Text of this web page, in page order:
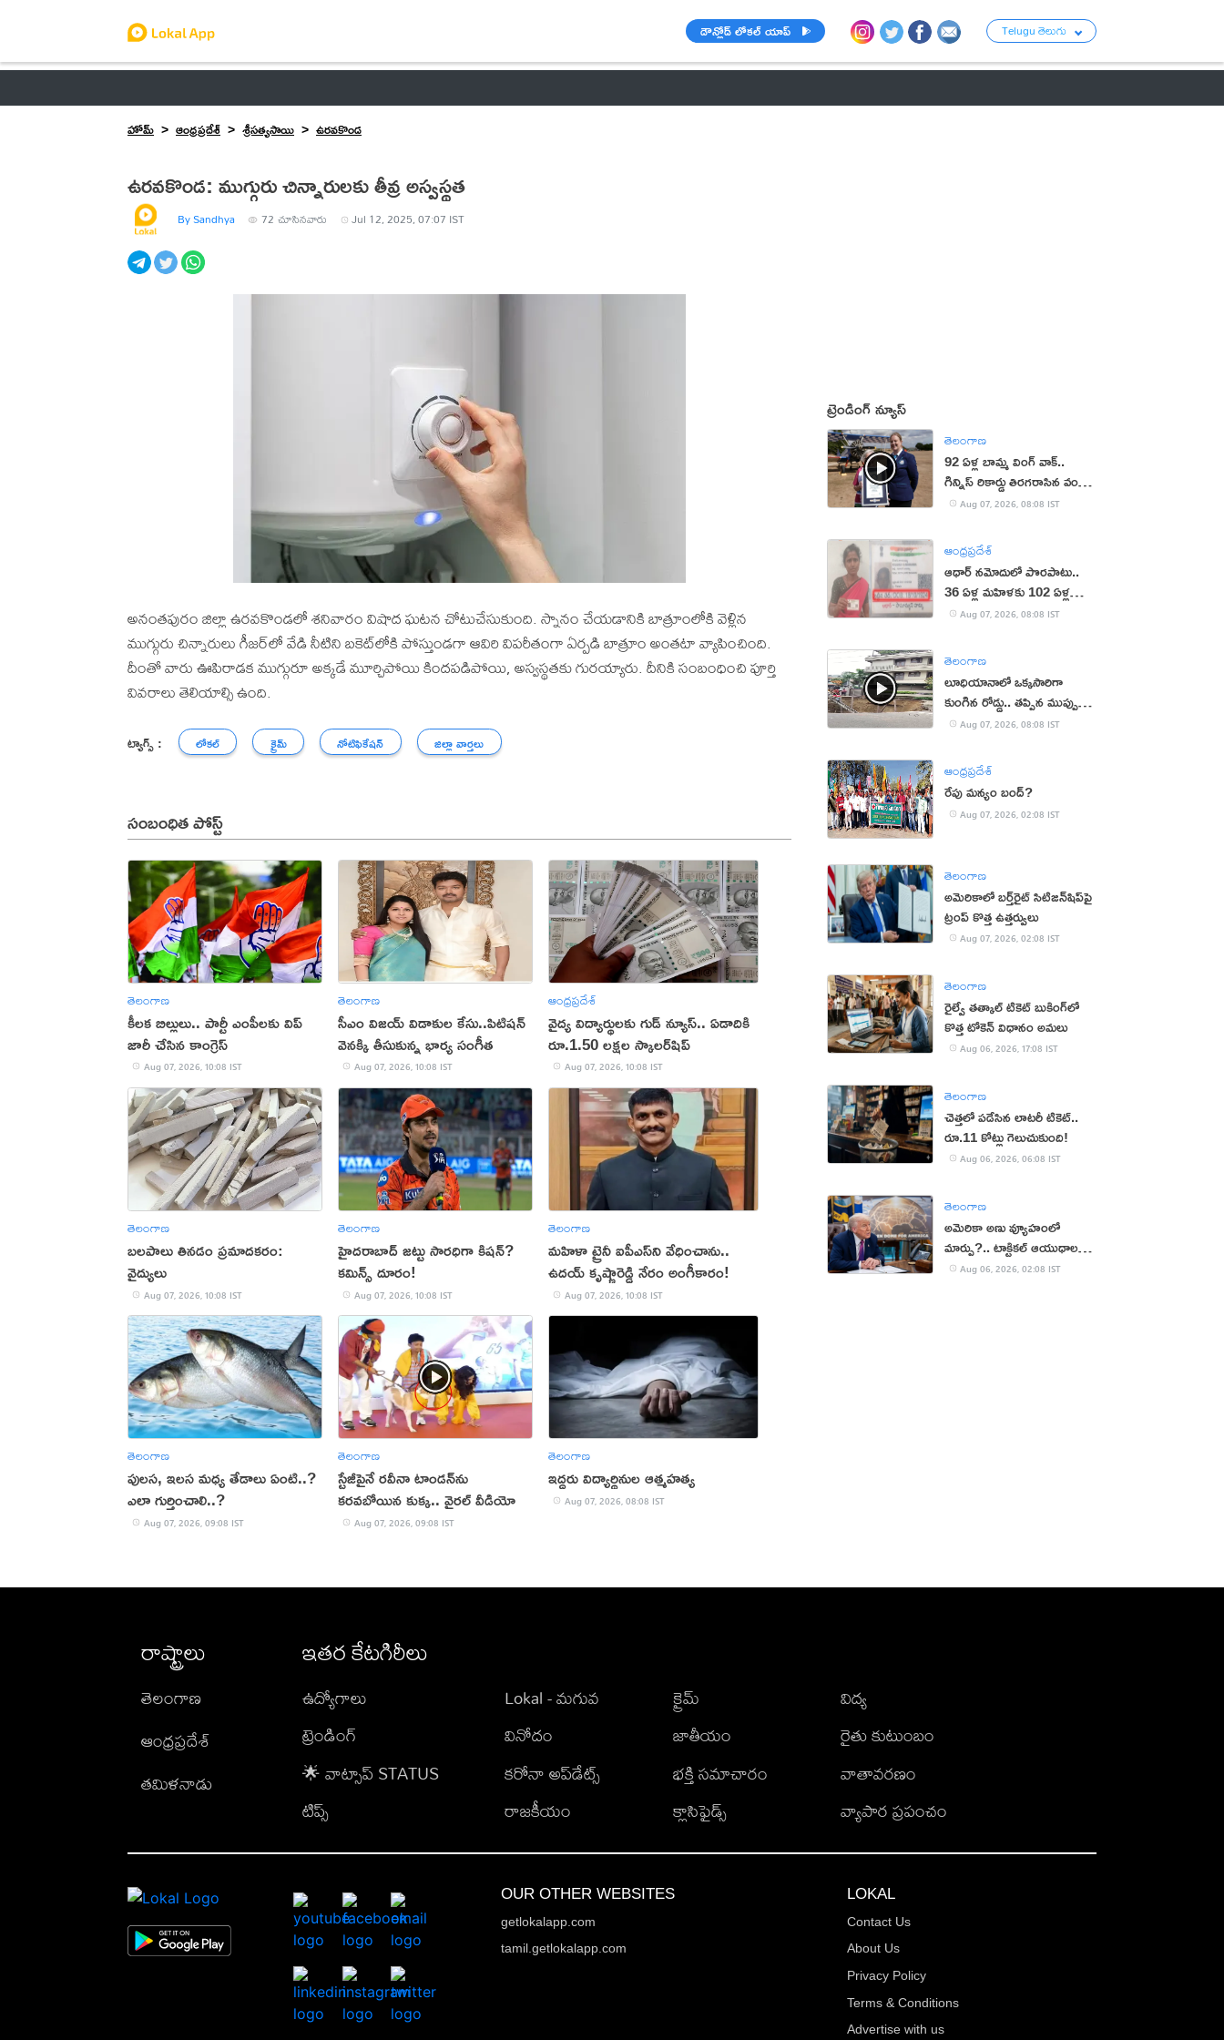
డౌన్లోడ్ లోకల్ యాప్ Telugu తెలుగు
హోమ్
ఆంధ్రప్రదేశ్ శ్రీసత్యసాయి ఉరవకొండ
ఉరవకొండ: ముగ్గురు చిన్నారులకు తీవ్ర అస్వస్థత
By Sandhya 72 చూసినవారు Jul 12, 2025, 07:07 IST
అనంతపురం జిల్లా ఉరవకొండలో శనివారం విషాద ఘటన చోటుచేసుకుంది. స్నానం చేయడానికి బాత్రూంలోకి వెళ్లిన
ముగ్గురు చిన్నారులు గీజర్‌లో వేడి నీటిని బకెట్‌లోకి పోస్తుండగా ఆవిరి విపరీతంగా ఏర్పడి బాత్రూం అంతటా వ్యాపించింది.
దీంతో వారు ఊపిరాడక ముగ్గురూ అక్కడే మూర్చిపోయి కిందపడిపోయి, అస్వస్థతకు గురయ్యారు. దీనికి సంబంధించి పూర్తి
వివరాలు తెలియాల్సి ఉంది.
ట్యాగ్స్ : లోకల్ క్రైమ్ నోటిఫికేషన్ జిల్లా వార్తలు
సంబంధిత పోస్ట్
తెలంగాణ
కీలక బిల్లులు.. పార్టీ ఎంపీలకు విప్‌
జారీ చేసిన కాంగ్రెస్‌
Aug 07, 2026, 10:08 IST
తెలంగాణ
సీఎం విజయ్ విడాకుల కేసు..పిటిషన్
వెనక్కి తీసుకున్న భార్య సంగీత
Aug 07, 2026, 10:08 IST
ఆంధ్రప్రదేశ్
వైద్య విద్యార్థులకు గుడ్ న్యూస్.. ఏడాదికి
రూ.1.50 లక్షల స్కాలర్‌షిప్
Aug 07, 2026, 10:08 IST
తెలంగాణ
బలపాలు తినడం ప్రమాదకరం:
వైద్యులు
Aug 07, 2026, 10:08 IST
తెలంగాణ
హైదరాబాద్ జట్టు సారధిగా కిషన్?
కమిన్స్ దూరం!
Aug 07, 2026, 10:08 IST
తెలంగాణ
మహిళా ట్రైనీ ఐపీఎస్‌ని వేధించాను..
ఉదయ్ కృష్ణారెడ్డి నేరం అంగీకారం!
Aug 07, 2026, 10:08 IST
తెలంగాణ
పులస, ఇలస మధ్య తేడాలు ఏంటి..?
ఎలా గుర్తించాలి..?
Aug 07, 2026, 09:08 IST
తెలంగాణ
స్టేజీపైనే రవీనా టాండన్‌ను
కరవబోయిన కుక్క.. వైరల్ వీడియో
Aug 07, 2026, 09:08 IST
తెలంగాణ
ఇద్దరు విద్యార్థినుల ఆత్మహత్య
Aug 07, 2026, 08:08 IST
ట్రెండింగ్ న్యూస్
తెలంగాణ
92 ఏళ్ల బామ్మ వింగ్ వాక్..
గిన్నిస్ రికార్డు తిరగరాసిన వండర్
ఉమెన్Aug 07, 2026, 08:08 IST
ఆంధ్రప్రదేశ్
ఆధార్‌ నమోదులో పొరపాటు..
36 ఏళ్ల మహిళకు 102 ఏళ్ల
వయసు!
Aug 07, 2026, 08:08 IST
తెలంగాణ
లూధియానాలో ఒక్కసారిగా
కుంగిన రోడ్డు.. తప్పిన ముప్పు
(వీడియో)
Aug 07, 2026, 08:08 IST
ఆంధ్రప్రదేశ్
రేపు మన్యం బంద్‌?
Aug 07, 2026, 02:08 IST
తెలంగాణ
అమెరికాలో బర్త్‌రైట్ సిటిజన్‌షిప్‌పై
ట్రంప్ కొత్త ఉత్తర్వులు
Aug 07, 2026, 02:08 IST
తెలంగాణ
రైల్వే తత్కాల్ టికెట్ బుకింగ్‌లో
కొత్త టోకెన్ విధానం అమలు
Aug 06, 2026, 17:08 IST
తెలంగాణ
చెత్తలో పడేసిన లాటరీ టికెట్..
రూ.11 కోట్లు గెలుచుకుంది!
Aug 06, 2026, 06:08 IST
తెలంగాణ
అమెరికా అణు వ్యూహంలో
మార్పు?.. టాక్టికల్ ఆయుధాలకు
ప్రాధాన్యం!
Aug 06, 2026, 02:08 IST
రాష్ట్రాలు
తెలంగాణ
ఆంధ్రప్రదేశ్
తమిళనాడు
ఇతర కేటగిరీలు
ఉద్యోగాలు
ట్రెండింగ్
🌟 వాట్సాప్ STATUS
టిప్స్
Lokal - మగువ
వినోదం
కరోనా అప్‌డేట్స్
రాజకీయం
క్రైమ్
జాతీయం
భక్తి సమాచారం
క్లాసిఫైడ్స్
విద్య
రైతు కుటుంబం
వాతావరణం
వ్యాపార ప్రపంచం
OUR OTHER WEBSITES
getlokalapp.com
tamil.getlokalapp.com
LOKAL
Contact Us
About Us
Privacy Policy
Terms & Conditions
Advertise with us